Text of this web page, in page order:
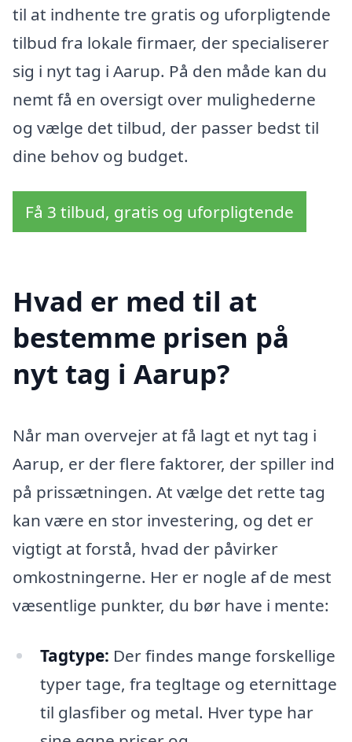
til at indhente tre gratis og uforpligtende
tilbud fra lokale firmaer, der specialiserer
sig i nyt tag i Aarup. På den måde kan du
nemt få en oversigt over mulighederne
og vælge det tilbud, der passer bedst til
dine behov og budget.
Få 3 tilbud, gratis og uforpligtende
Hvad er med til at
bestemme prisen på
nyt tag i Aarup?
Når man overvejer at få lagt et nyt tag i
Aarup, er der flere faktorer, der spiller ind
på prissætningen. At vælge det rette tag
kan være en stor investering, og det er
vigtigt at forstå, hvad der påvirker
omkostningerne. Her er nogle af de mest
væsentlige punkter, du bør have i mente:
Tagtype: Der findes mange forskellige
typer tage, fra tegltage og eternittage
til glasfiber og metal. Hver type har